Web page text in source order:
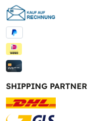
SHIPPING PARTNER